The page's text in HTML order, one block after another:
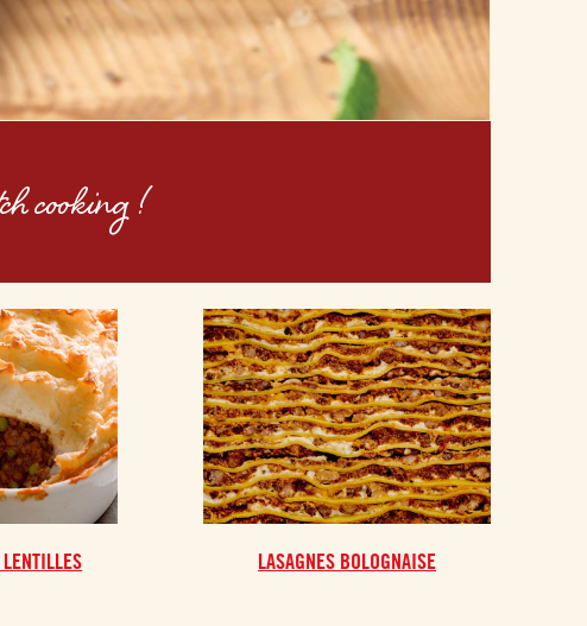
cooking !
LASAGNES BOLOGNAISE